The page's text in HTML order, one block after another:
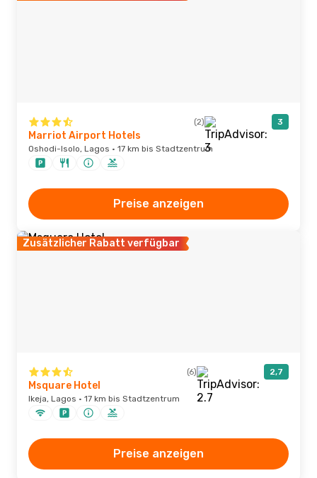
(2) 3
Marriot Airport Hotels
Oshodi-Isolo, Lagos · 17 km bis Stadtzentrum
Preise anzeigen
Zusätzlicher Rabatt verfügbar
(6) 2,7
Msquare Hotel
Ikeja, Lagos · 17 km bis Stadtzentrum
Preise anzeigen